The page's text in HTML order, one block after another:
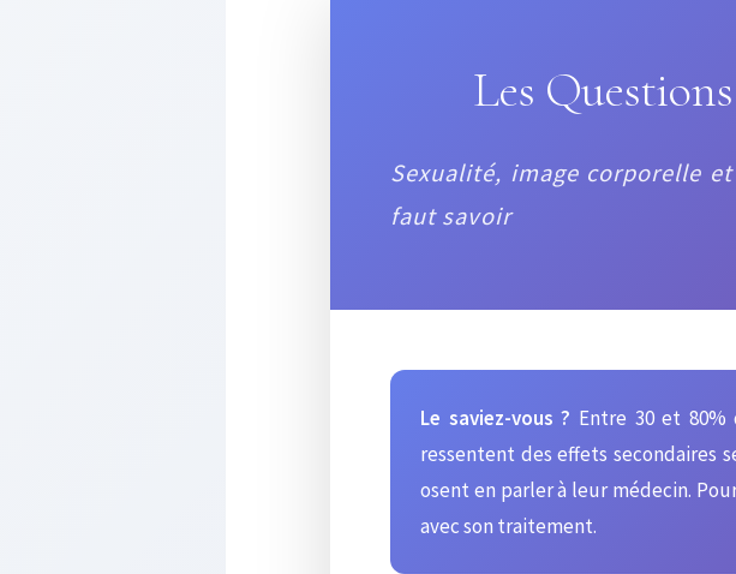
Les
Sexualité, image corporelle
faut savoir
Le saviez-vous ? Entre 30 et
ressentent des effets secondaires
osent en parler à leur médecin.
avec son traitement.